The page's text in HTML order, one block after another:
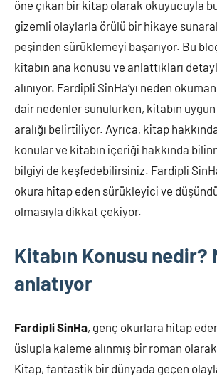
öne çıkan bir kitap olarak okuyucuyla
gizemli olaylarla örülü bir hikaye
peşinden sürüklemeyi başarıyor. Bu
kitabın ana konusu ve anlattıkları
alınıyor. Fardipli SinHa’yı neden
dair nedenler sunulurken, kitabın
aralığı belirtiliyor. Ayrıca, kitap
konular ve kitabın içeriği hakkında
bilgiyi de keşfedebilirsiniz. Fardipli
okura hitap eden sürükleyici ve
olmasıyla dikkat çekiyor.
Kitabın Konusu nedir?
anlatıyor
Fardipli SinHa, genç okurlara hitap
üslupla kaleme alınmış bir roman
Kitap, fantastik bir dünyada geçen